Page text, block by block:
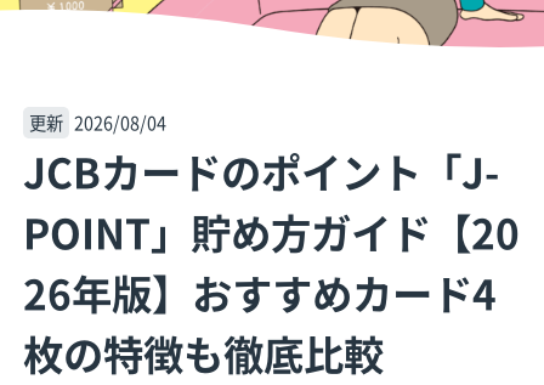
更新 2026/08/04
JCBカードのポイント「J-
POINT」貯め方ガイド【20
26年版】おすすめカード4
枚の特徴も徹底比較